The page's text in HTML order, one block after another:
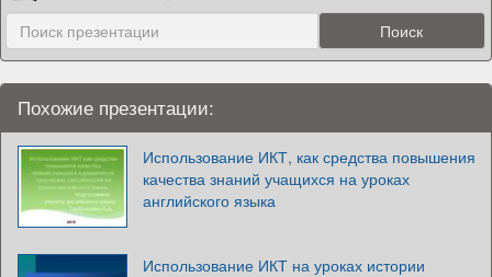
Похожие презентации:
Использование ИКТ, как средства повышения
качества знаний учащихся на уроках
английского языка
Использование ИКТ на уроках истории